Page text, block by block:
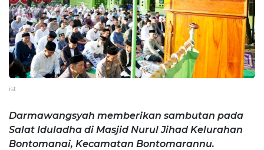
ist
Darmawangsyah memberikan sambutan pada
Salat Iduladha di Masjid Nurul Jihad Kelurahan
Bontomanai, Kecamatan Bontomarannu.